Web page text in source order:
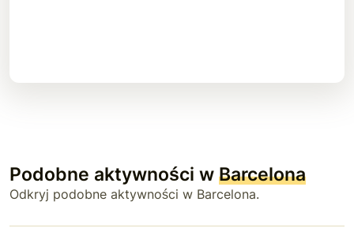
Podobne aktywności w Barcelona
Odkryj podobne aktywności w Barcelona.